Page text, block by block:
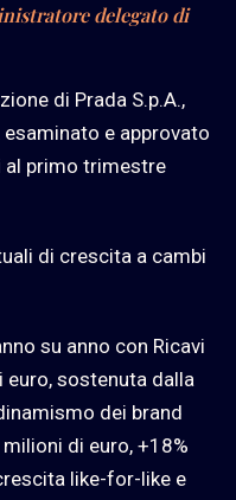
delegato di
di Prada S.p.A.,
e approvato
al primo trimestre
di crescita a cambi
su anno con Ricavi
sostenuta dalla
dei brand
di euro, +18%
like-for-like e